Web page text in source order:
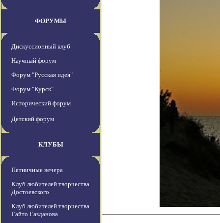
ФОРУМЫ
Дискуссионный клуб
Научный форум
Форум "Русская идея"
Форум "Курск"
Исторический форум
Детский форум
КЛУБЫ
Пятничные вечера
Клуб любителей творчества
Достоевского
Клуб любителей творчества
Гайто Газданова